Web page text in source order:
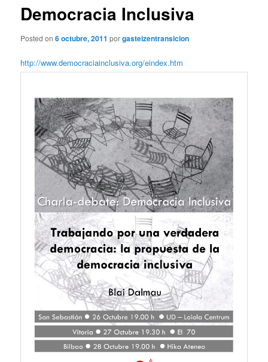
Democracia Inclusiva
Posted on6 octubre, 2011 porgasteizentransicion
http://www.democraciainclusiva.org/eindex.htm